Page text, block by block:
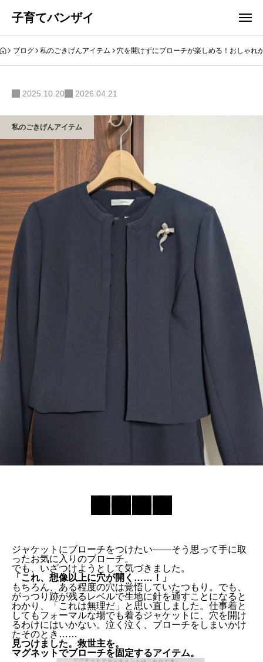
子育てバンザイ
ブログ 私のごきげんアイテム 穴を開けずにブローチが楽しめる！おしゃれ
2025.10.20 2026.04.21
私のごきげんアイテム
ジャケットにブローチをつけたい——そう思って手に取
ったお気に入りのブローチ。
でも、いざつけようとして気づきました。
「これ、想像以上に穴が開く……！」
もちろん、ある程度の穴は覚悟していたつもり。でも、
がっつり跡が残るレベルで生地に針を通すことになると
わかり、「これは無理だ」と思い直しました。仕事着と
してもフォーマルな場でも着るジャケットに、穴を開け
るわけにはいかない。泣く泣く、ブローチをしまいかけ
たそのとき……
見つけました。救世主を。
マグネットでブローチを固定するアイテム。